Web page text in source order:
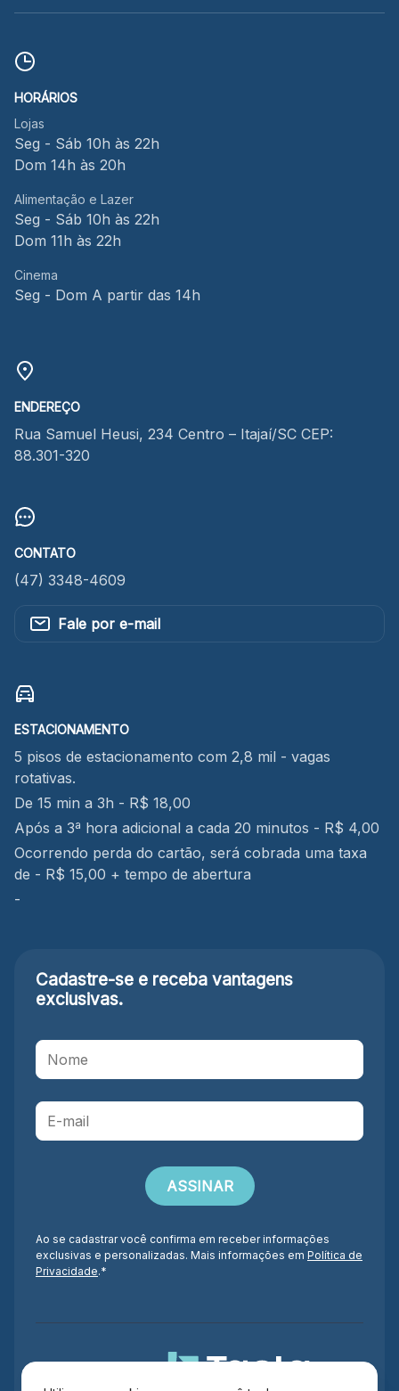
HORÁRIOS
Lojas
Seg - Sáb 10h às 22h
Dom 14h às 20h
Alimentação e Lazer
Seg - Sáb 10h às 22h
Dom 11h às 22h
Cinema
Seg - Dom A partir das 14h
ENDEREÇO
Rua Samuel Heusi, 234 Centro – Itajaí/SC CEP:
88.301-320
CONTATO
(47) 3348-4609
Fale por e-mail
ESTACIONAMENTO
5 pisos de estacionamento com 2,8 mil - vagas
rotativas.
De 15 min a 3h - R$ 18,00
Após a 3ª hora adicional a cada 20 minutos - R$ 4,00
Ocorrendo perda do cartão, será cobrada uma taxa
de - R$ 15,00 + tempo de abertura
-
Cadastre-se e receba vantagens
exclusivas.
Ao se cadastrar você confirma em receber informações
exclusivas e personalizadas. Mais informações em Política de
Privacidade.*